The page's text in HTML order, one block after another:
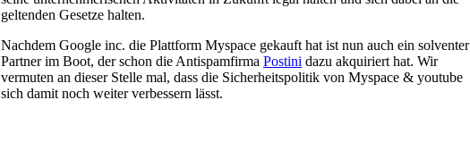
geltenden Gesetze halten.
Nachdem Google inc. die Plattform Myspace gekauft hat ist nun auch ein solventer
Partner im Boot, der schon die Antispamfirma Postini dazu akquiriert hat. Wir
vermuten an dieser Stelle mal, dass die Sicherheitspolitik von Myspace & youtube
sich damit noch weiter verbessern lässt.